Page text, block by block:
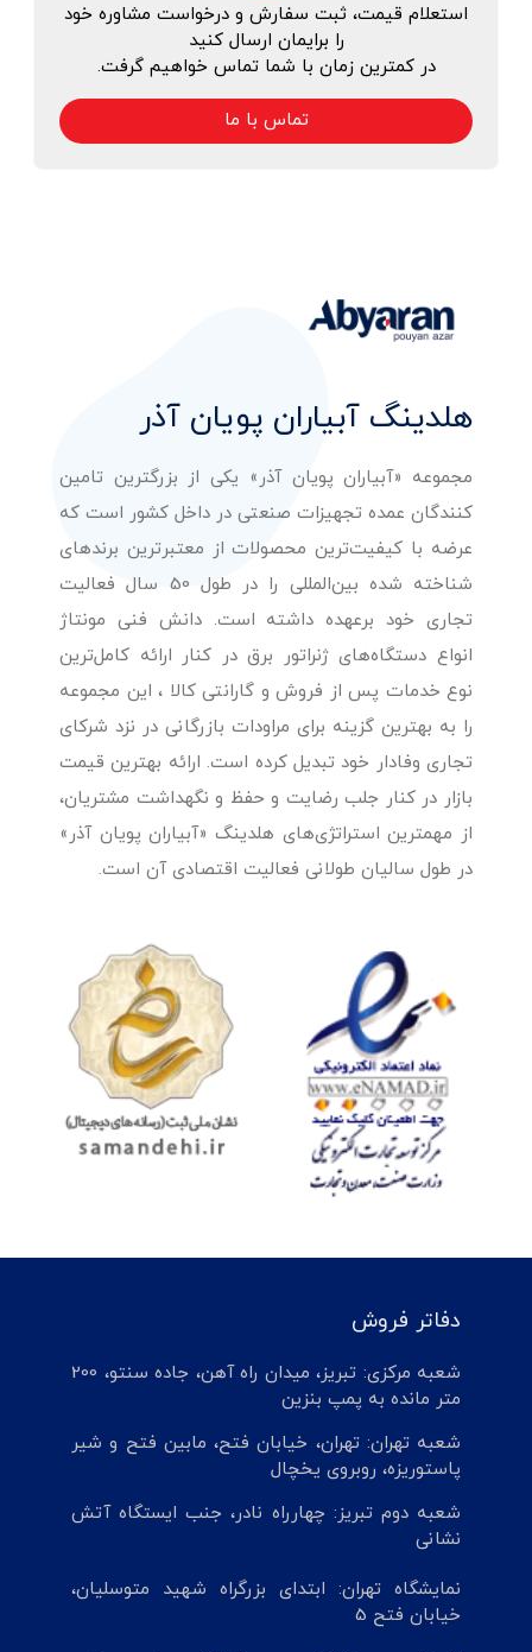
استعلام قیمت، ثبت سفارش و درخواست مشاوره خود
را برایمان ارسال کنید
در کمترین زمان با شما تماس خواهیم گرفت.
تماس با ما
هلدینگ آبیاران پویان آذر
مجموعه «آبیاران پویان آذر» یکی از بزرگترین تامین
کنندگان عمده تجهیزات صنعتی در داخل کشور است که
عرضه با کیفیت‌ترین محصولات از معتبرترین برندهای
شناخته شده بین‌المللی را در طول 50 سال فعالیت
تجاری خود برعهده داشته است. دانش فنی مونتاژ
انواع دستگاه‌های ژنراتور برق در کنار ارائه کامل‌ترین
نوع خدمات پس از فروش و گارانتی کالا ، این مجموعه
را به بهترین گزینه برای مراودات بازرگانی در نزد شرکای
تجاری وفادار خود تبدیل کرده است. ارائه بهترین قیمت
بازار در کنار جلب رضایت و حفظ و نگهداشت مشتریان،
از مهمترین استراتژی‌های هلدینگ «آبیاران پویان آذر»
در طول سالیان طولانی فعالیت اقتصادی آن است.
دفاتر فروش
شعبه مرکزی: تبریز، میدان راه آهن، جاده سنتو، 200
متر مانده به پمپ بنزین
شعبه تهران: تهران، خیابان فتح، مابین فتح و شیر
پاستوریزه، روبروی یخچال
شعبه دوم تبریز: چهارراه نادر، جنب ایستگاه آتش
نشانی
نمایشگاه تهران: ابتدای بزرگراه شهید متوسلیان،
خیابان فتح 5